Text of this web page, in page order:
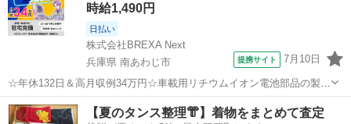
時給1,490円
日払い
株式会社BREXA Next
兵庫県 南あわじ市
提携サイト 7月10日
☆年休132日＆高月収例34万円☆車載用リチウムイオン電池部品の製造
／4勤2休でオフも充実♪／家具・家電付き社宅あり＆前払いで生活支援
物資が受け取れる◎／20〜40代男女活躍中！ 車載用リチウムイオン電
兵庫 南あわじ市 その他
【夏のタンス整理👘】着物をまとめて査定